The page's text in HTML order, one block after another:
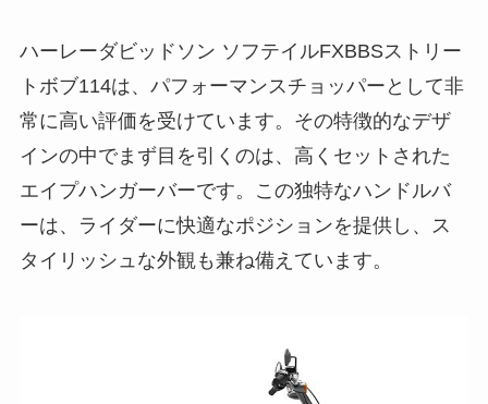
ハーレーダビッドソン ソフテイルFXBBSストリー
トボブ114は、パフォーマンスチョッパーとして非
常に高い評価を受けています。その特徴的なデザ
インの中でまず目を引くのは、高くセットされた
エイプハンガーバーです。この独特なハンドルバ
ーは、ライダーに快適なポジションを提供し、ス
タイリッシュな外観も兼ね備えています。